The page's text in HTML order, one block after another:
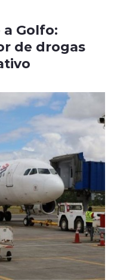
Golfo:
de drogas